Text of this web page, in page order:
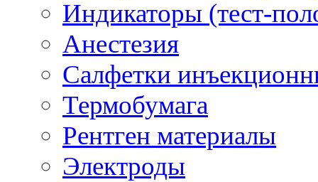
Индикаторы (тест-
Анестезия
Салфетки
Термобумага
Рентген материалы
Электроды